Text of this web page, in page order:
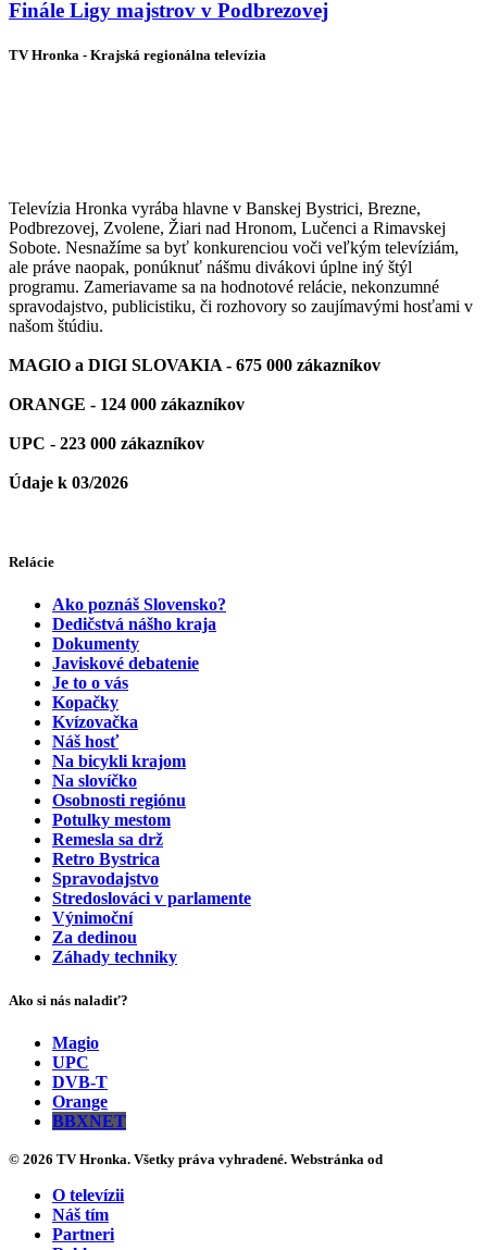
Finále Ligy majstrov v Podbrezovej
TV Hronka - Krajská regionálna televízia
Televízia Hronka vyrába hlavne v Banskej Bystrici, Brezne,
Podbrezovej, Zvolene, Žiari nad Hronom, Lučenci a Rimavskej
Sobote. Nesnažíme sa byť konkurenciou voči veľkým televíziám,
ale práve naopak, ponúknuť nášmu divákovi úplne iný štýl
programu. Zameriavame sa na hodnotové relácie, nekonzumné
spravodajstvo, publicistiku, či rozhovory so zaujímavými hosťami v
našom štúdiu.
MAGIO a DIGI SLOVAKIA - 675 000 zákazníkov
ORANGE - 124 000 zákazníkov
UPC - 223 000 zákazníkov
Údaje k 03/2026
Relácie
Ako poznáš Slovensko?
Dedičstvá nášho kraja
Dokumenty
Javiskové debatenie
Je to o vás
Kopačky
Kvízovačka
Náš hosť
Na bicykli krajom
Na slovíčko
Osobnosti regiónu
Potulky mestom
Remesla sa drž
Retro Bystrica
Spravodajstvo
Stredoslováci v parlamente
Výnimoční
Za dedinou
Záhady techniky
Ako si nás naladiť?
Magio
UPC
DVB-T
Orange
BBXNET
© 2026 TV Hronka. Všetky práva vyhradené. Webstránka od
O televízii
Náš tím
Partneri